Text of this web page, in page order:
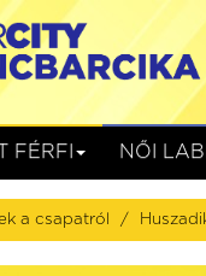
FÉRFI NŐI
a csapatról